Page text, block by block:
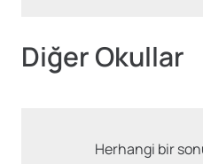
Diğer Okullar
Herhangi bir